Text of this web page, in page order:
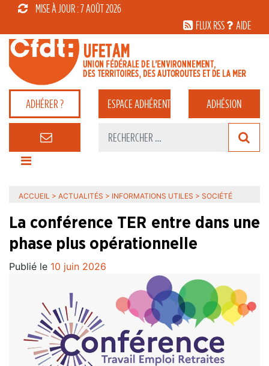
MISE À JOUR : 7 AOÛT 2026
FLUX RSS
AIDE
ADHÉRER ? ESPACEADHÉRENT ADHÉSION
ACCUEIL > ACTUALITÉS > INFORMATIONS UTILES > SOCIÉTÉ
La conférence TER entre dans une
phase plus opérationnelle
Publié le 10 juin 2026